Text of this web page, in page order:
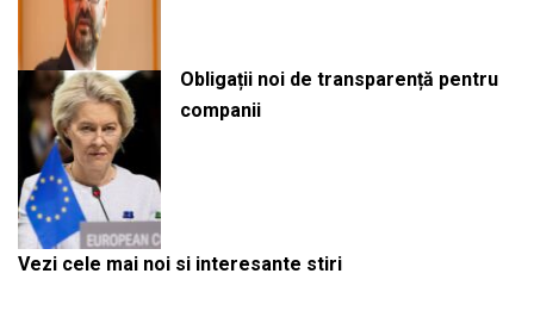
Obligații noi de transparență pentru
companii
Vezi cele mai noi si interesante stiri